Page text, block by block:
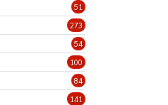
51
273
54
100
84
141